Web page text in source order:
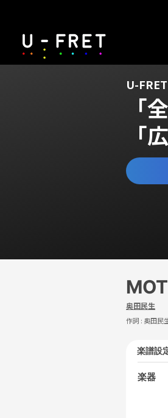
U-
「
「
奥田民生
作詞 : 奥田民
楽譜設
楽器